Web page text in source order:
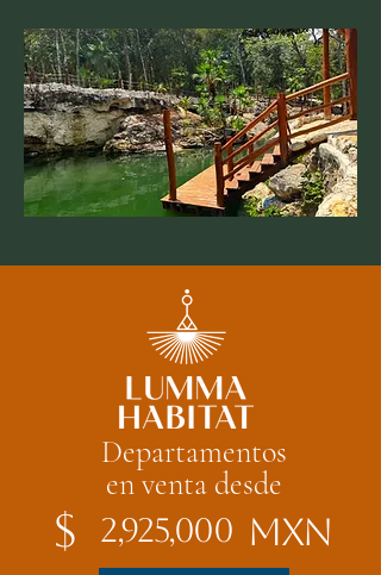
Departamentos
en venta desde
$ 2,925,000 mxn